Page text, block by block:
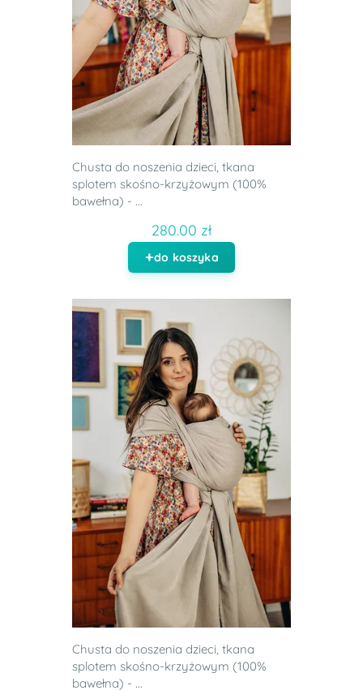
Chusta do noszenia dzieci, tkana
splotem skośno-krzyżowym (100%
bawełna) - ...
280.00 zł
do koszyka
Chusta do noszenia dzieci, tkana
splotem skośno-krzyżowym (100%
bawełna) - ...